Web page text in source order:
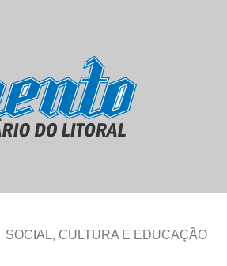
SOCIAL, CULTURA E EDUCAÇÃO